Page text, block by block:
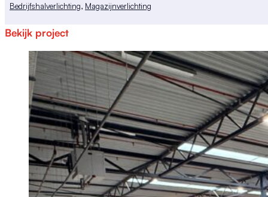
Bedrijfshalverlichting, Magazijnverlichting
Bekijk project